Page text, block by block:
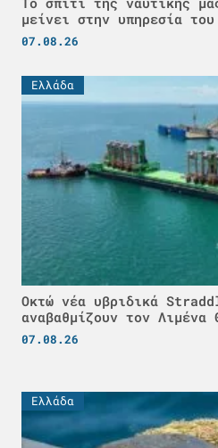
μείνει στην υπηρεσία
07.08.26
Ελλάδα
Οκτώ νέα υβριδικά
αναβαθμίζουν τον Λιμένα
07.08.26
Ελλάδα